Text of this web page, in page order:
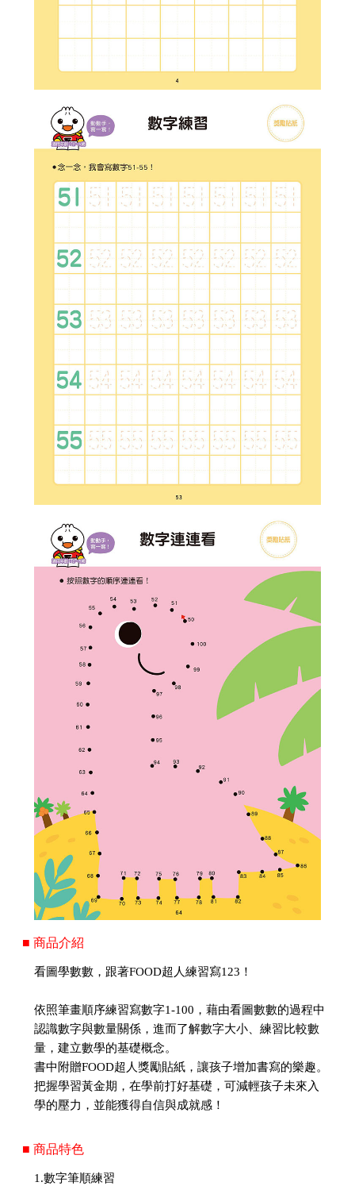
■ 商品介紹
看圖學數數，跟著FOOD超人練習寫123！
依照筆畫順序練習寫數字1-100，藉由看圖數數的過程中
認識數字與數量關係，進而了解數字大小、練習比較數
量，建立數學的基礎概念。
書中附贈FOOD超人獎勵貼紙，讓孩子增加書寫的樂趣。
把握學習黃金期，在學前打好基礎，可減輕孩子未來入
學的壓力，並能獲得自信與成就感！
■ 商品特色
1.數字筆順練習